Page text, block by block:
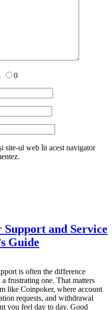
0
site-ul web în acest navigator
and Service
Guide
is often the difference
frustrating one. That matters
like Coinpoker, where account
requests, and withdrawal
you feel day to day. Good